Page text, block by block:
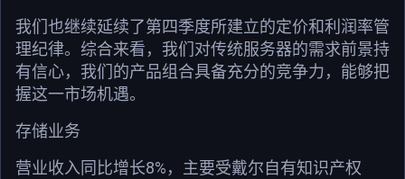
我们也继续延续了第四季度所建立的定价和利润率管
理纪律。综合来看，我们对传统服务器的需求前景持
有信心，我们的产品组合具备充分的竞争力，能够把
握这一市场机遇。
存储业务
营业收入同比增长8%，主要受戴尔自有知识产权